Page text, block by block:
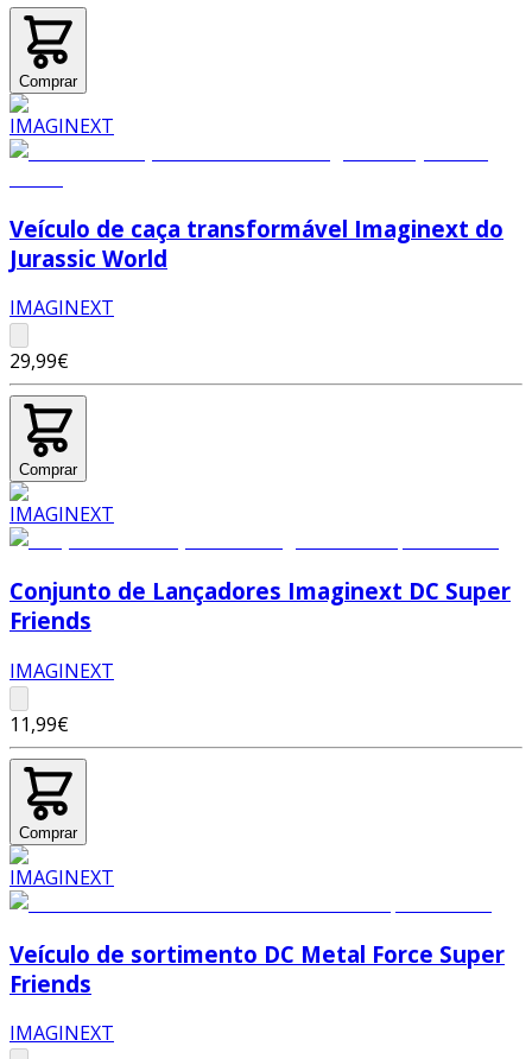
Comprar
Veículo de caça transformável Imaginext do
Jurassic World
IMAGINEXT
29,99€
Comprar
Conjunto de Lançadores Imaginext DC Super
Friends
IMAGINEXT
11,99€
Comprar
Veículo de sortimento DC Metal Force Super
Friends
IMAGINEXT